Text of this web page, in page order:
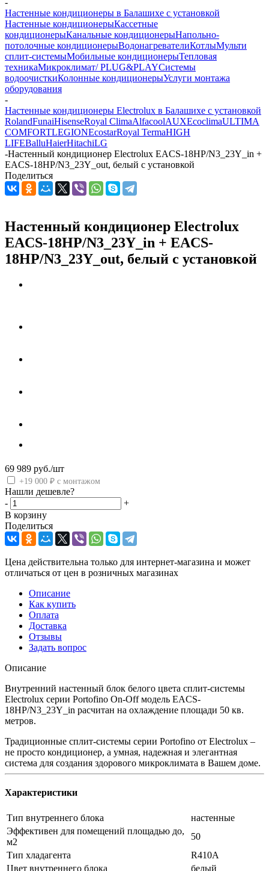
-
Настенные кондиционеры в Балашихе с установкой
Настенные кондиционерыКассетные
кондиционерыКанальные кондиционерыНапольно-
потолочные кондиционерыВодонагревателиКотлыМульти
сплит-системыМобильные кондиционерыТепловая
техникаМикроклимат/ PLUG&PLAYСистемы
водоочисткиКолонные кондиционерыУслуги монтажа
оборудования
-
Настенные кондиционеры Electrolux в Балашихе с установкой
RolandFunaiHisenseRoyal ClimaAlfacoolAUXEcoclimaULTIMA
COMFORTLEGIONEcostarRoyal TermaHIGH
LIFEBalluHaierHitachiLG
-Настенный кондиционер Electrolux EACS-18HP/N3_23Y_in +
EACS-18HP/N3_23Y_out, белый с установкой
Поделиться
Настенный кондиционер Electrolux
EACS-18HP/N3_23Y_in + EACS-
18HP/N3_23Y_out, белый с установкой
69 989 руб./шт
+19 000 ₽ с монтажом
Нашли дешевле?
-
+
В корзину
Поделиться
Цена действительна только для интернет-магазина и может
отличаться от цен в розничных магазинах
Описание
Как купить
Оплата
Доставка
Отзывы
Задать вопрос
Описание
Внутренний настенный блок белого цвета сплит-системы
Electrolux серии Portofino On-Off модель EACS-
18HP/N3_23Y_in расчитан на охлаждение площади 50 кв.
метров.
Традиционные сплит-системы серии Portofino от Electrolux –
не просто кондиционер, а умная, надежная и элегантная
система для создания здорового микроклимата в Вашем доме.
Характеристики
Тип внутреннего блока
настенные
Эффективен для помещений площадью до,
м2
50
Тип хладагента
R410A
Цвет внутреннего блока
белый